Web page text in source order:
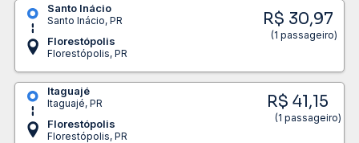
Santo Inácio
Santo Inácio, PR
Florestópolis
Florestópolis, PR
R$ 30,97
(1 passageiro)
Itaguajé
Itaguajé, PR
Florestópolis
Florestópolis, PR
R$ 41,15
(1 passageiro)